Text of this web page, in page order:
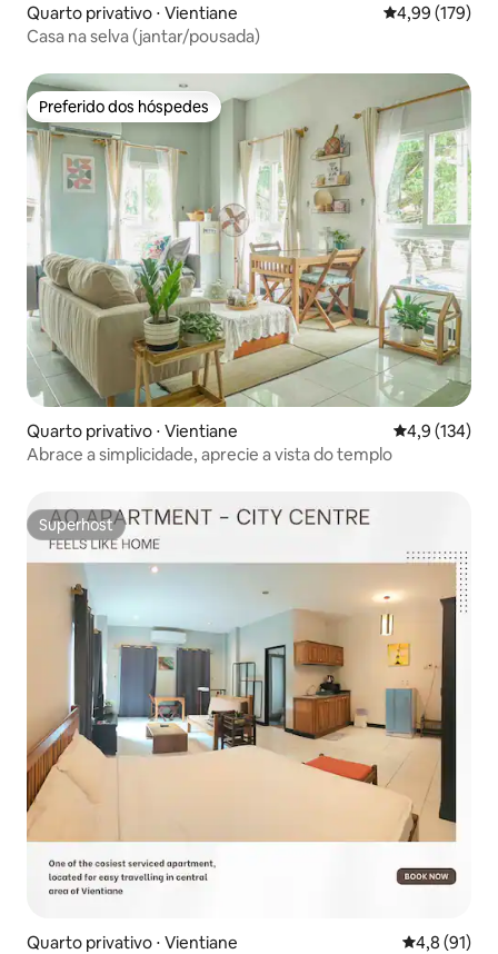
Quarto privativo ⋅ Vientiane 4,99 de uma
4,99 (179)
Casa na selva (jantar/pousada)
Preferido dos hóspedes
Preferido dos hóspedes
Quarto privativo ⋅ Vientiane 4,9 de uma
4,9 (134)
Abrace a simplicidade, aprecie a vista do templo
Superhost
Superhost
Quarto privativo ⋅ Vientiane 4,8 de uma
4,8 (91)